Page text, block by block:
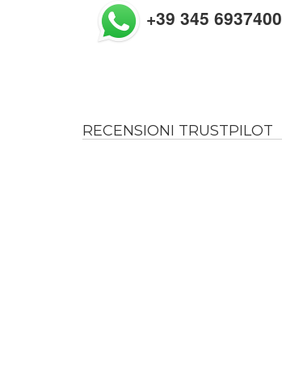
+39 345 6937400
RECENSIONI TRUSTPILOT